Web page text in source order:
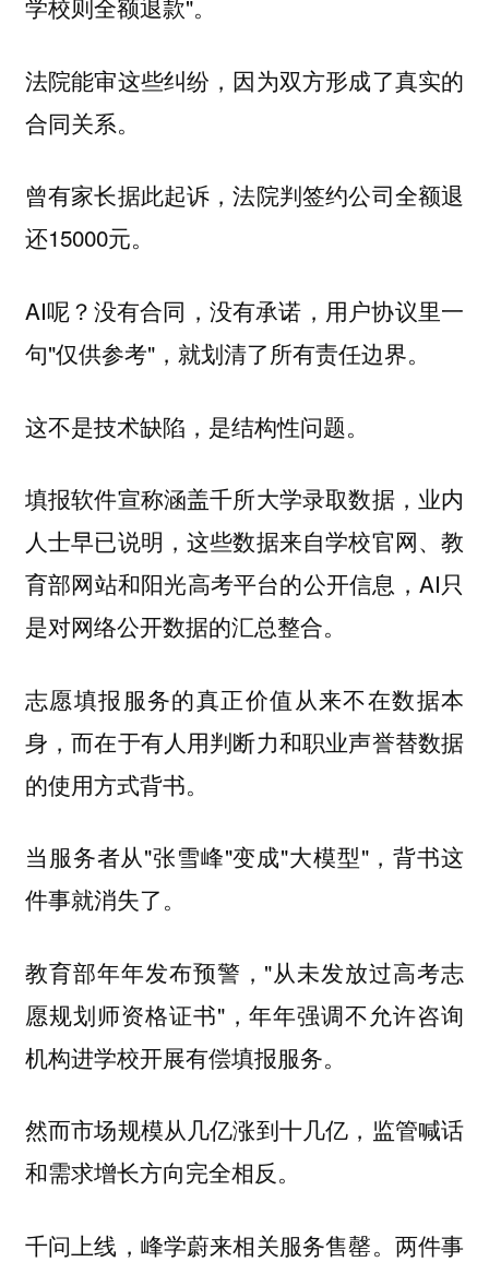
学校则全额退款"。
法院能审这些纠纷，因为双方形成了真实的
合同关系。
曾有家长据此起诉，法院判签约公司全额退
还15000元。
AI呢？没有合同，没有承诺，用户协议里一
句"仅供参考"，就划清了所有责任边界。
这不是技术缺陷，是结构性问题。
填报软件宣称涵盖千所大学录取数据，业内
人士早已说明，这些数据来自学校官网、教
育部网站和阳光高考平台的公开信息，AI只
是对网络公开数据的汇总整合。
志愿填报服务的真正价值从来不在数据本
身，而在于有人用判断力和职业声誉替数据
的使用方式背书。
当服务者从"张雪峰"变成"大模型"，背书这
件事就消失了。
教育部年年发布预警，"从未发放过高考志
愿规划师资格证书"，年年强调不允许咨询
机构进学校开展有偿填报服务。
然而市场规模从几亿涨到十几亿，监管喊话
和需求增长方向完全相反。
千问上线，峰学蔚来相关服务售罄。两件事